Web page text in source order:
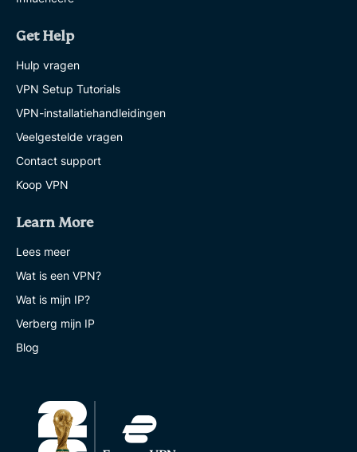
Get Help
Hulp vragen
VPN Setup Tutorials
VPN-installatiehandleidingen
Veelgestelde vragen
Contact support
Koop VPN
Learn More
Lees meer
Wat is een VPN?
Wat is mijn IP?
Verberg mijn IP
Blog